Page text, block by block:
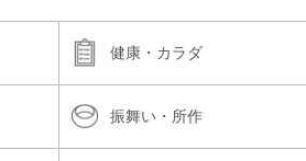
健康・カラダ
振舞い・所作